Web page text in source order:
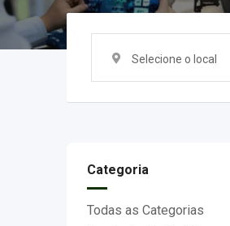
Selecione o local
Categoria
Todas as Categorias